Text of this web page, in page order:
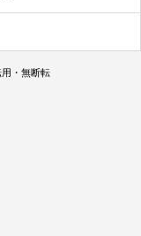
・無断転